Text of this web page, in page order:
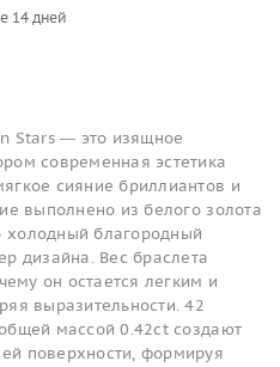
14 дней
Stars — это изящное
современная эстетика
сияние бриллиантов и
выполнено из белого золота
благородный
дизайна. Вес браслета
он остается легким и
выразительности. 42
массой 0.42ct создают
поверхности, формируя